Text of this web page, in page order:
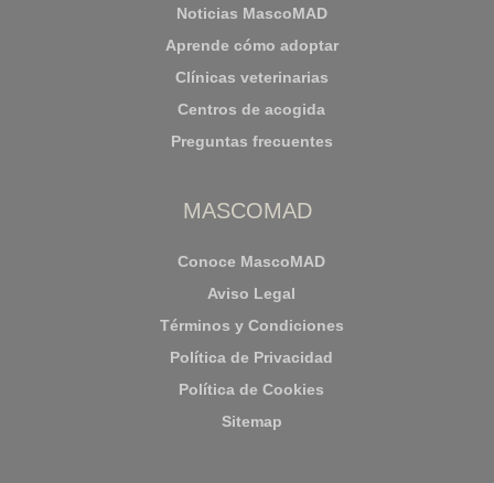
Noticias MascoMAD
Aprende cómo adoptar
Clínicas veterinarias
Centros de acogida
Preguntas frecuentes
MASCOMAD
Conoce MascoMAD
Aviso Legal
Términos y Condiciones
Política de Privacidad
Política de Cookies
Sitemap